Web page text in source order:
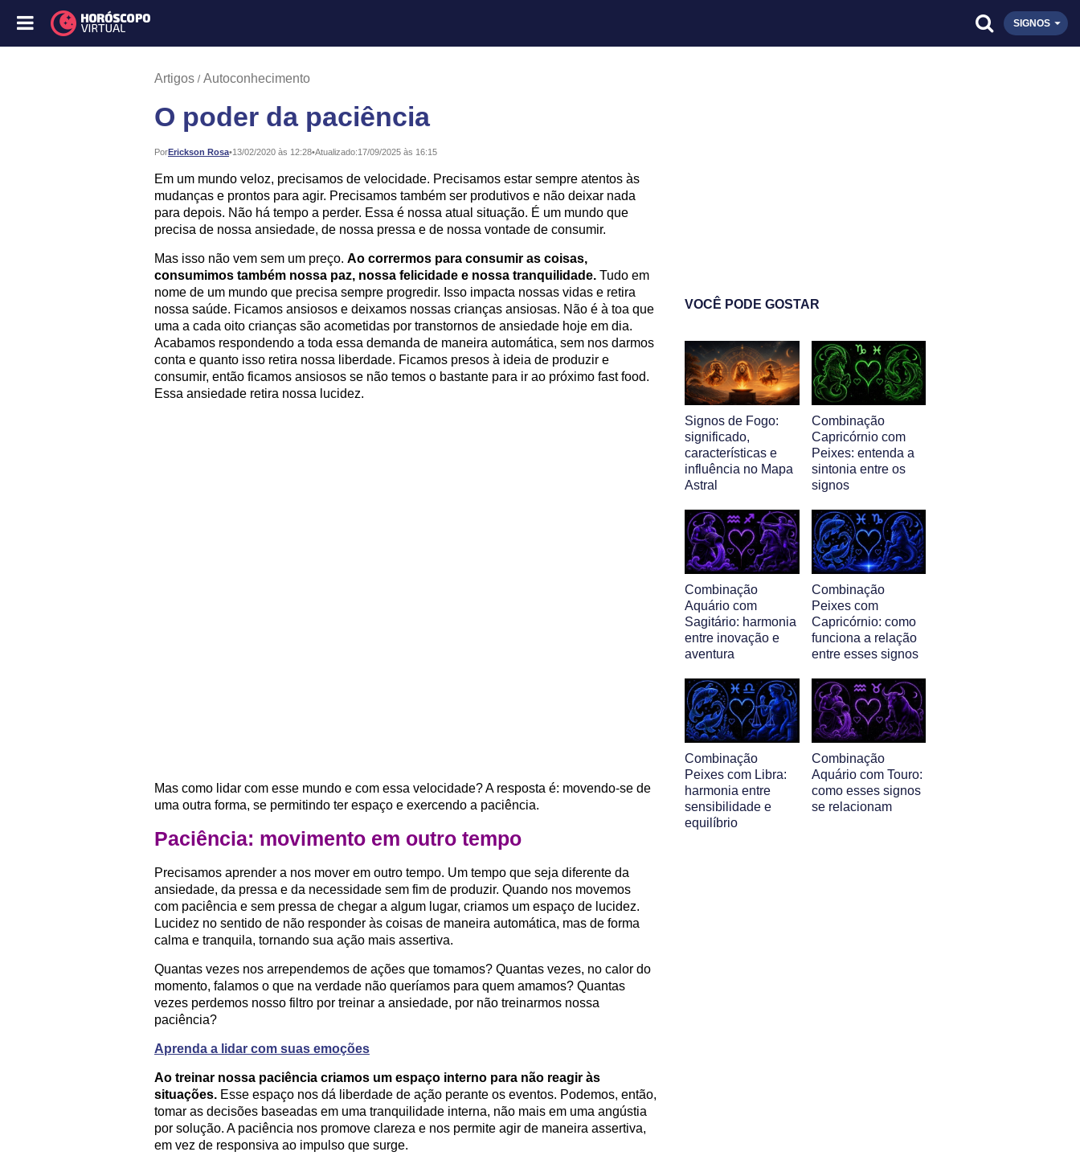
SIGNOS
Artigos Autoconhecimento
O poder da paciência
PorErickson Rosa•
Publicado: 13/02/2020 às 12:28•Atualizado:17/09/2025 às 16:15
Em um mundo veloz, precisamos de velocidade. Precisamos estar sempre atentos às
mudanças e prontos para agir. Precisamos também ser produtivos e não deixar nada
para depois. Não há tempo a perder. Essa é nossa atual situação. É um mundo que
precisa de nossa ansiedade, de nossa pressa e de nossa vontade de consumir.
Mas isso não vem sem um preço. Ao corrermos para consumir as coisas,
consumimos também nossa paz, nossa felicidade e nossa tranquilidade. Tudo em
nome de um mundo que precisa sempre progredir. Isso impacta nossas vidas e retira
nossa saúde. Ficamos ansiosos e deixamos nossas crianças ansiosas. Não é à toa que
uma a cada oito crianças são acometidas por transtornos de ansiedade hoje em dia.
Acabamos respondendo a toda essa demanda de maneira automática, sem nos darmos
conta e quanto isso retira nossa liberdade. Ficamos presos à ideia de produzir e
consumir, então ficamos ansiosos se não temos o bastante para ir ao próximo fast food.
Essa ansiedade retira nossa lucidez.
Mas como lidar com esse mundo e com essa velocidade? A resposta é: movendo-se de
uma outra forma, se permitindo ter espaço e exercendo a paciência.
Paciência: movimento em outro tempo
Precisamos aprender a nos mover em outro tempo. Um tempo que seja diferente da
ansiedade, da pressa e da necessidade sem fim de produzir. Quando nos movemos
com paciência e sem pressa de chegar a algum lugar, criamos um espaço de lucidez.
Lucidez no sentido de não responder às coisas de maneira automática, mas de forma
calma e tranquila, tornando sua ação mais assertiva.
Quantas vezes nos arrependemos de ações que tomamos? Quantas vezes, no calor do
momento, falamos o que na verdade não queríamos para quem amamos? Quantas
vezes perdemos nosso filtro por treinar a ansiedade, por não treinarmos nossa
paciência?
Aprenda a lidar com suas emoções
Ao treinar nossa paciência criamos um espaço interno para não reagir às
situações. Esse espaço nos dá liberdade de ação perante os eventos. Podemos, então,
tomar as decisões baseadas em uma tranquilidade interna, não mais em uma angústia
por solução. A paciência nos promove clareza e nos permite agir de maneira assertiva,
em vez de responsiva ao impulso que surge.
VOCÊ PODE GOSTAR
Signos de Fogo:
significado,
características e
influência no Mapa
Astral
Combinação
Capricórnio com
Peixes: entenda a
sintonia entre os
signos
Combinação
Aquário com
Sagitário: harmonia
entre inovação e
aventura
Combinação
Peixes com
Capricórnio: como
funciona a relação
entre esses signos
Combinação
Peixes com Libra:
harmonia entre
sensibilidade e
equilíbrio
Combinação
Aquário com Touro:
como esses signos
se relacionam